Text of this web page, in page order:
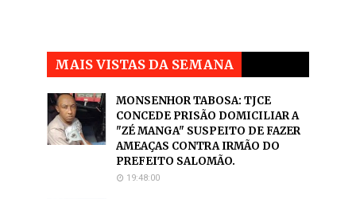
MAIS VISTAS DA SEMANA
MONSENHOR TABOSA: TJCE
CONCEDE PRISÃO DOMICILIAR A
"ZÉ MANGA" SUSPEITO DE FAZER
AMEAÇAS CONTRA IRMÃO DO
PREFEITO SALOMÃO.
19:48:00